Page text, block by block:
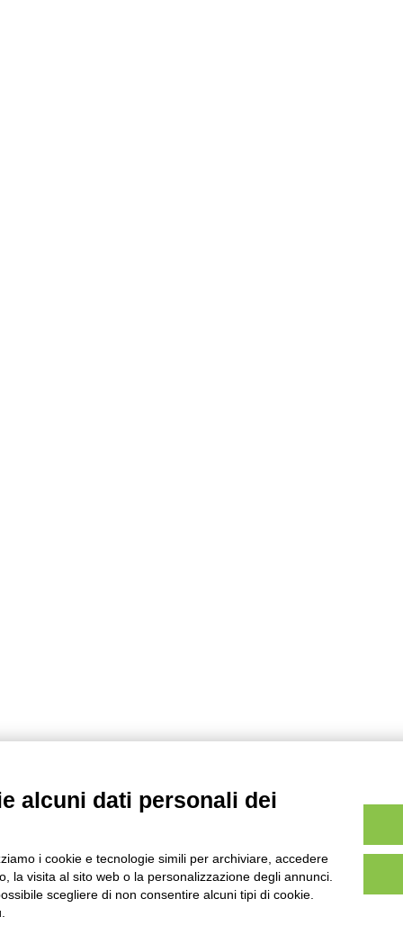
alcuni dati personali dei
i cookie e tecnologie simili per archiviare, accedere
la visita al sito web o la personalizzazione degli annunci.
scegliere di non consentire alcuni tipi di cookie.